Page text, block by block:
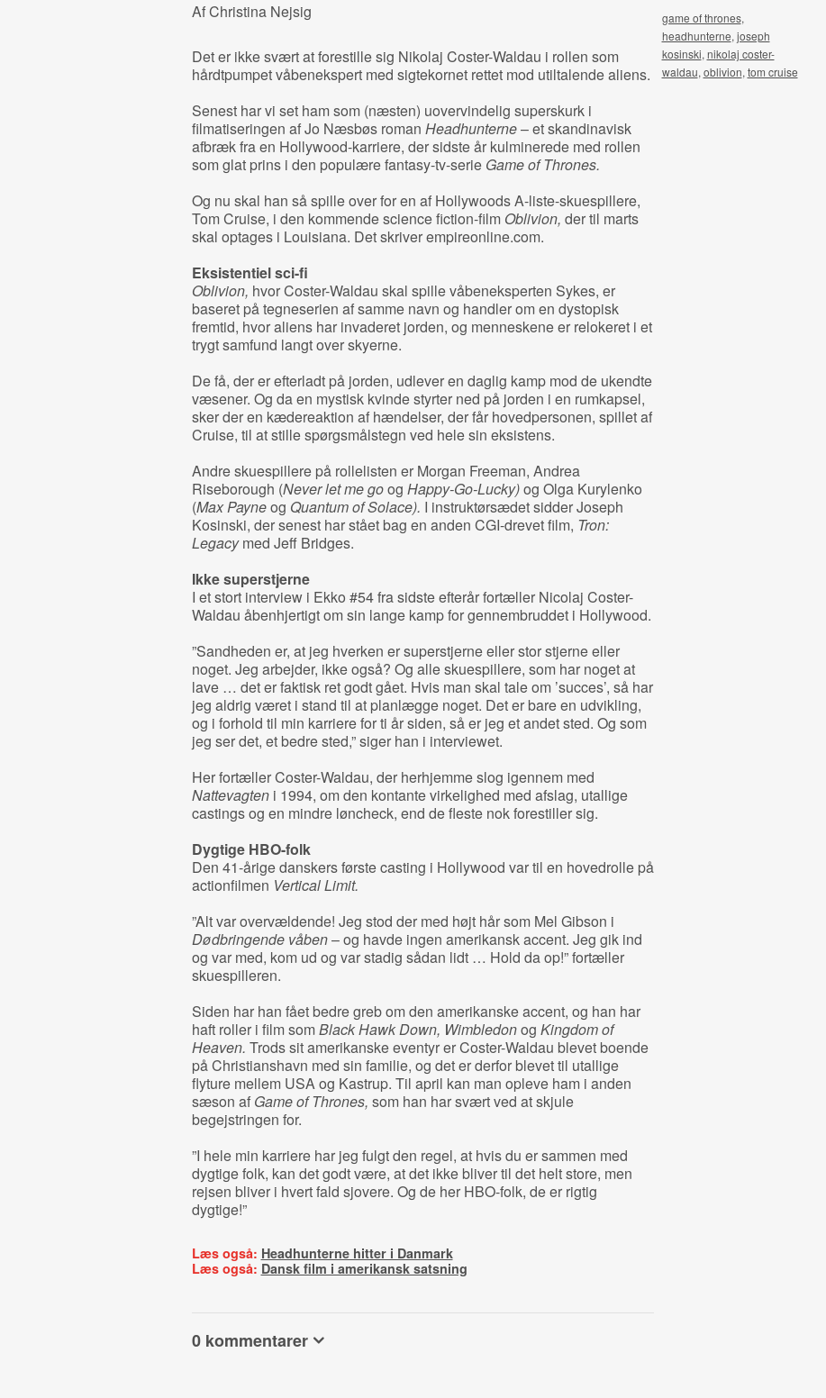
Af Christina Nejsig
Det er ikke svært at forestille sig Nikolaj Coster-Waldau i rollen som
hårdtpumpet våbenekspert med sigtekornet rettet mod utiltalende aliens.
Senest har vi set ham som (næsten) uovervindelig superskurk i
filmatiseringen af Jo Næsbøs roman Headhunterne– et skandinavisk
afbræk fra en Hollywood-karriere, der sidste år kulminerede med rollen
som glat prins i den populære fantasy-tv-serie Game of Thrones.
Og nu skal han så spille over for en af Hollywoods A-liste-skuespillere,
Tom Cruise, i den kommende science fiction-film Oblivion, der til marts
skal optages i Louisiana. Det skriver empireonline.com.
Eksistentiel sci-fi
Oblivion, hvor Coster-Waldau skal spille våbeneksperten Sykes, er
baseret på tegneserien af samme navn og handler om en dystopisk
fremtid, hvor aliens har invaderet jorden, og menneskene er relokeret i et
trygt samfund langt over skyerne.
De få, der er efterladt på jorden, udlever en daglig kamp mod de ukendte
væsener. Og da en mystisk kvinde styrter ned på jorden i en rumkapsel,
sker der en kædereaktion af hændelser, der får hovedpersonen, spillet af
Cruise, til at stille spørgsmålstegn ved hele sin eksistens.
Andre skuespillere på rollelisten er Morgan Freeman, Andrea
Riseborough (Never let me goog Happy-Go-Lucky)og Olga Kurylenko
(Max Payneog Quantum of Solace). I instruktørsædet sidder Joseph
Kosinski, der senest har stået bag en anden CGI-drevet film, Tron:
Legacymed Jeff Bridges.
Ikke superstjerne
I et stort interview i Ekko #54 fra sidste efterår fortæller Nicolaj Coster-
Waldau åbenhjertigt om sin lange kamp for gennembruddet i Hollywood.
”Sandheden er, at jeg hverken er superstjerne eller stor stjerne eller
noget. Jeg arbejder, ikke også? Og alle skuespillere, som har noget at
lave … det er faktisk ret godt gået. Hvis man skal tale om ’succes’, så har
jeg aldrig været i stand til at planlægge noget. Det er bare en udvikling,
og i forhold til min karriere for ti år siden, så er jeg et andet sted. Og som
jeg ser det, et bedre sted,” siger han i interviewet.
Her fortæller Coster-Waldau, der herhjemme slog igennem med
Nattevagteni 1994, om den kontante virkelighed med afslag, utallige
castings og en mindre løncheck, end de fleste nok forestiller sig.
Dygtige HBO-folk
Den 41-årige danskers første casting i Hollywood var til en hovedrolle på
actionfilmen Vertical Limit.
”Alt var overvældende! Jeg stod der med højt hår som Mel Gibson i
Dødbringende våben– og havde ingen amerikansk accent. Jeg gik ind
og var med, kom ud og var stadig sådan lidt … Hold da op!” fortæller
skuespilleren.
Siden har han fået bedre greb om den amerikanske accent, og han har
haft roller i film somBlack Hawk Down, Wimbledonog Kingdom of
Heaven. Trods sit amerikanske eventyr er Coster-Waldau blevet boende
på Christianshavn med sin familie, og det er derfor blevet til utallige
flyture mellem USA og Kastrup. Til april kan man opleve ham i anden
sæson af Game of Thrones, som han har svært ved at skjule
begejstringen for.
”I hele min karriere har jeg fulgt den regel, at hvis du er sammen med
dygtige folk, kan det godt være, at det ikke bliver til det helt store, men
rejsen bliver i hvert fald sjovere. Og de her HBO-folk, de er rigtig
dygtige!”
Læs også: Headhunterne hitter i Danmark
Læs også: Dansk film i amerikansk satsning
0 kommentarer
game of thrones,
headhunterne, joseph
kosinski, nikolaj coster-
waldau, oblivion, tom cruise